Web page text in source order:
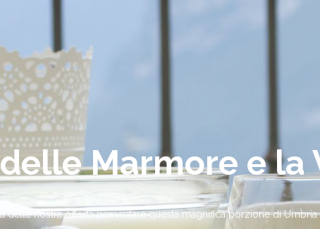
Marmore e la
delle nostra offerta per visitare questa magnifica porzione di Umbria